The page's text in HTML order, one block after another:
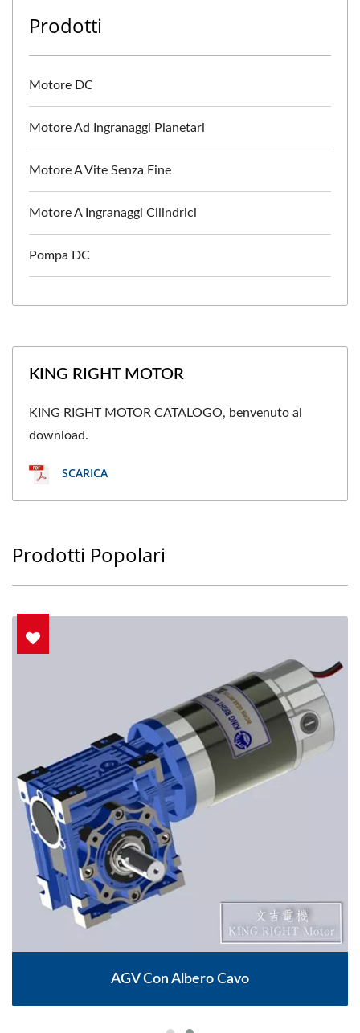
Prodotti
Motore DC
Motore Ad Ingranaggi Planetari
Motore A Vite Senza Fine
Motore A Ingranaggi Cilindrici
Pompa DC
KING RIGHT MOTOR
KING RIGHT MOTOR CATALOGO, benvenuto al
download.
SCARICA
Prodotti Popolari
AGV Con Albero Cavo